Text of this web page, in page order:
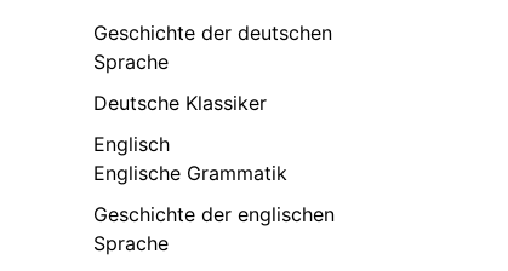
Geschichte der deutschen
Sprache
Deutsche Klassiker
Englisch
Englische Grammatik
Geschichte der englischen
Sprache